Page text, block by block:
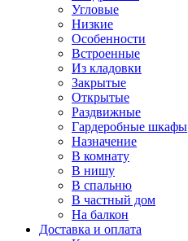
Угловые
Низкие
Особенности
Встроенные
Из кладовки
Закрытые
Открытые
Раздвижные
Гардеробные шкафы
Назначение
В комнату
В нишу
В спальню
В частный дом
На балкон
Доставка и оплата